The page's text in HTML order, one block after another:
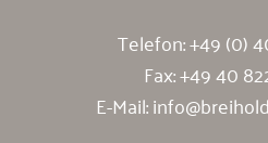
Telefon:+49 (0)
Fax: +49 40
E-Mail: